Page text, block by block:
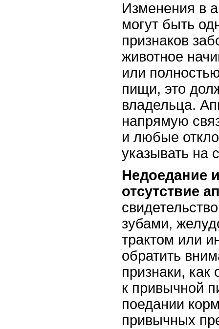
Изменения в
могут быть
признаков
животное
или
пищи, это
владельца.
напрямую
и любые
указывать на
Недоедание
отсутствие
зубами,
трактом или
обратить
признаки, как
к привычной
поедании
привычных